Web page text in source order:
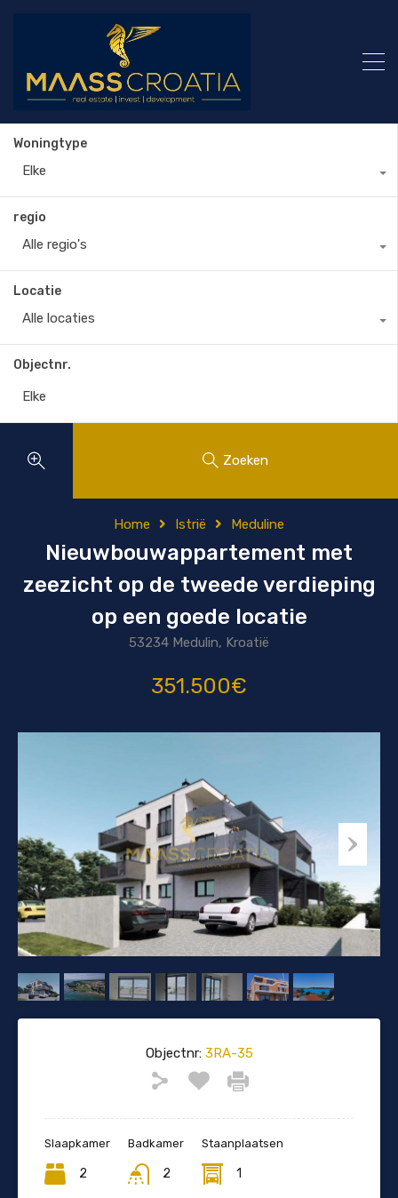
Woningtype
Elke
regio
Alle regio's
Locatie
Alle locaties
Objectnr.
Zoeken
Home Istrië Meduline
Nieuwbouwappartement met
zeezicht op de tweede verdieping
op een goede locatie
53234 Medulin, Kroatië
351.500€
Objectnr:3RA-35
Slaapkamer
2
Badkamer
2
Staanplaatsen
1